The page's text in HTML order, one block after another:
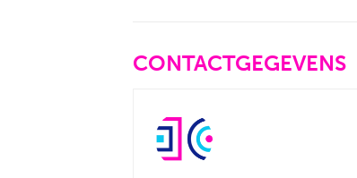
CONTACTGEGEVENS